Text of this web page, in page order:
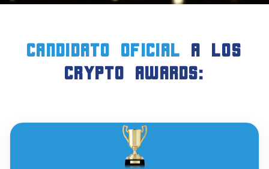
candidato oficial a LOS
crypto AWARDS: